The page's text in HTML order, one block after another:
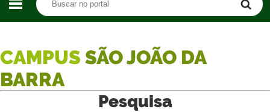
CAMPUS SÃO JOÃO DA
BARRA
Pesquisa